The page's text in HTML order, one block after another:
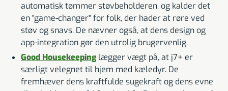
automatisk tømmer støvbeholderen, og kalder det
en "game-changer" for folk, der hader at røre ved
støv og snavs. De nævner også, at dens design og
app-integration gør den utrolig brugervenlig.
Good Housekeeping lægger vægt på, at j7+ er
særligt velegnet til hjem med kæledyr. De
fremhæver dens kraftfulde sugekraft og dens evne